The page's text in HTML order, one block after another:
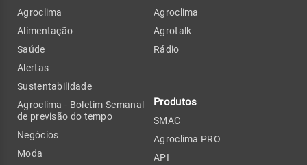
Agroclima
Alimentação
Saúde
Alertas
Sustentabilidade
Agroclima - Boletim Semanal
de previsão do tempo
Negócios
Moda
Agroclima
Agrotalk
Rádio
Produtos
SMAC
Agroclima PRO
API